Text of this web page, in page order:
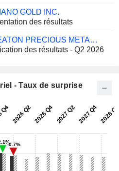
GOLD INC.
des résultats
WHEATON PRECIOUS METALS CORP.
des résultats - Q2 2026
- Taux de surprise